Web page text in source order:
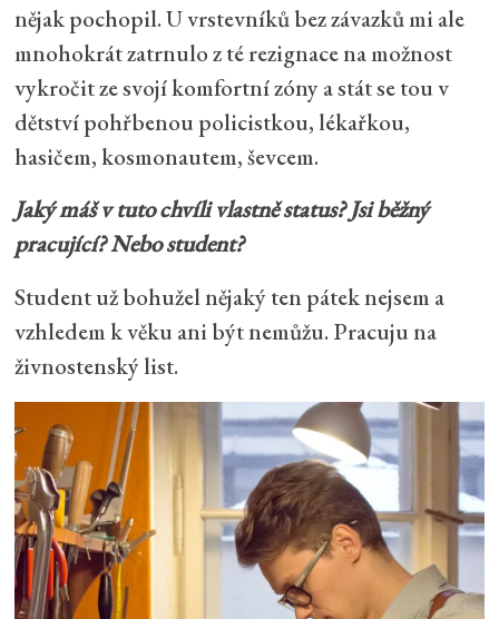
nějak pochopil. U vrstevníků bez závazků mi ale
mnohokrát zatrnulo z té rezignace na možnost
vykročit ze svojí komfortní zóny a stát se tou v
dětství pohřbenou policistkou, lékařkou,
hasičem, kosmonautem, ševcem.
Jaký máš v tuto chvíli vlastně status? Jsi běžný
pracující? Nebo student?
Student už bohužel nějaký ten pátek nejsem a
vzhledem k věku ani být nemůžu. Pracuju na
živnostenský list.